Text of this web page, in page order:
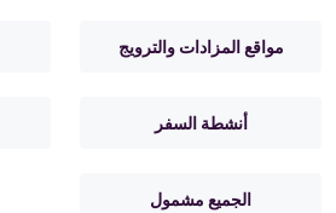
مواقع المزادات والترويج
أنشطة السفر
الجميع مشمول